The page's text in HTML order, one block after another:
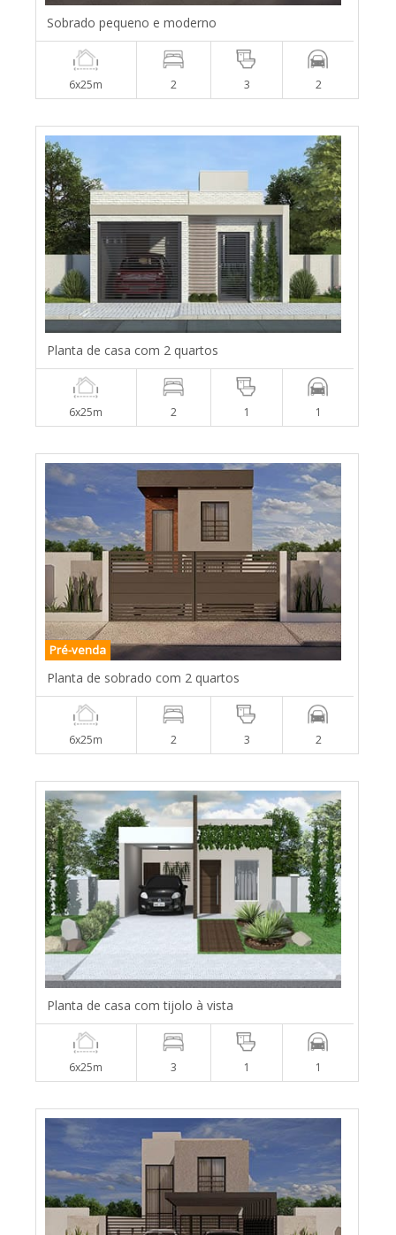
Sobrado pequeno e moderno
6x25m 2 3 2
Planta de casa com 2 quartos
6x25m 2 1 1
Pré-venda
Planta de sobrado com 2 quartos
6x25m 2 3 2
Planta de casa com tijolo à vista
6x25m 3 1 1